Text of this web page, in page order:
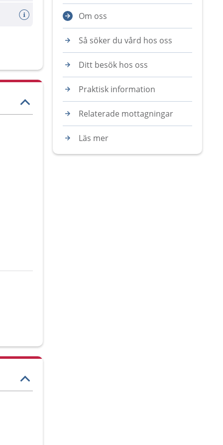
Om oss
Så söker du vård hos oss
Ditt besök hos oss
Praktisk information
Relaterade mottagningar
Läs mer